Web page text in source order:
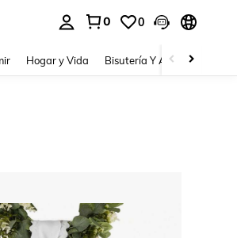
0 0
Hogar y Vida Bisutería Y Accesorios